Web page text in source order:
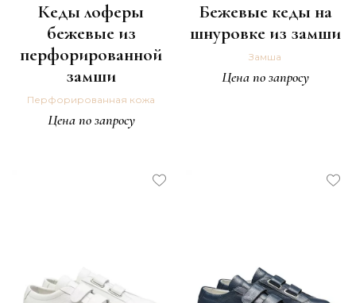
Кеды лоферы
бежевые из
перфорированной
замши
Перфорированная кожа
Цена по запросу
Бежевые кеды на
шнуровке из замши
Замша
Цена по запросу